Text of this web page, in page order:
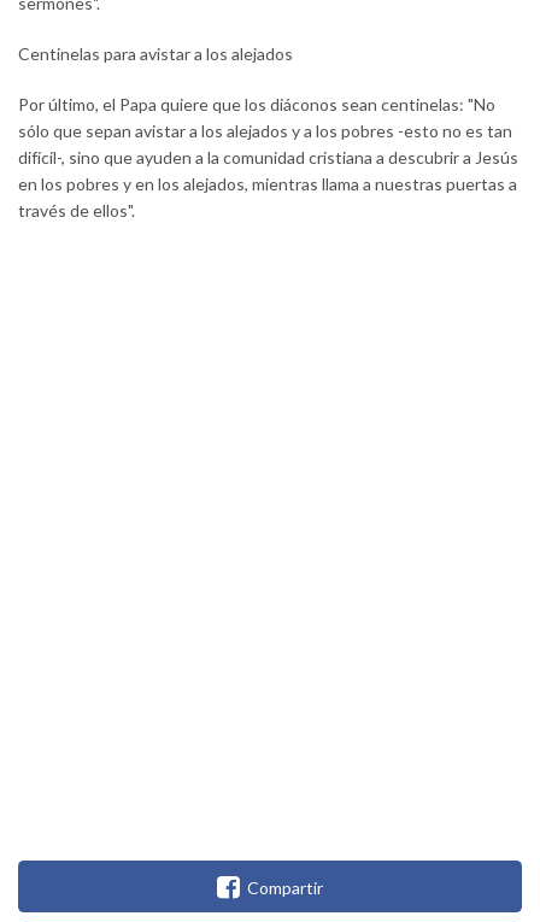
Centinelas para avistar a los alejados
Por último, el Papa quiere que los diáconos sean centinelas: "No
sólo que sepan avistar a los alejados y a los pobres -esto no es tan
difícil-, sino que ayuden a la comunidad cristiana a descubrir a Jesús
en los pobres y en los alejados, mientras llama a nuestras puertas a
través de ellos".
Compartir